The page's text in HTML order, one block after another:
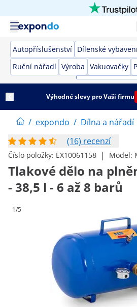
Autopříslušenství Dílenské
Ruční nářadí Výroba Vakuovačky
Výhodné slevy pro Vaši firmu
/ expondo / Dílna a nářadí
(16) recenzí
Číslo položky: EX10061158 | Model:
Tlakové dělo na
- 38,5 l - 6 až 8 barů
1/5